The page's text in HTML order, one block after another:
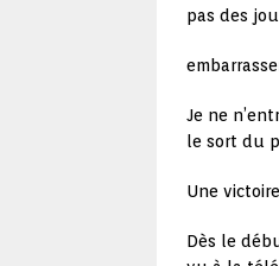
pas des
Je ne
le sort du
Une
Dès le